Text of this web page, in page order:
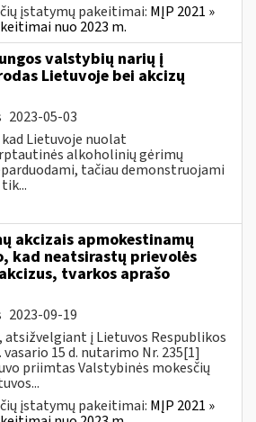
įstatymų pakeitimai: MĮP 2021 »
nuo 2023 m.
valstybių narių į
Lietuvoje bei akcizų
2023-05-03
Lietuvoje nuolat
alkoholinių gėrimų
tačiau demonstruojami
akcizais apmokestinamų
kad neatsirastų prievolės
tvarkos aprašo
2023-09-19
į Lietuvos Respublikos
vasario 15 d. nutarimo Nr. 235[1]
priimtas Valstybinės mokesčių
įstatymų pakeitimai: MĮP 2021 »